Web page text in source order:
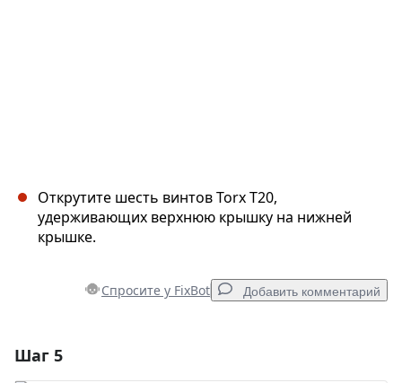
Открутите шесть винтов Torx T20,
удерживающих верхнюю крышку на нижней
крышке.
Спросите у FixBot Добавить комментарий
Шаг 5